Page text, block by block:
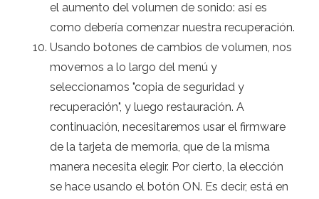
el aumento del volumen de sonido: así es
como debería comenzar nuestra recuperación.
Usando botones de cambios de volumen, nos
movemos a lo largo del menú y
seleccionamos "copia de seguridad y
recuperación", y luego restauración. A
continuación, necesitaremos usar el firmware
de la tarjeta de memoria, que de la misma
manera necesita elegir. Por cierto, la elección
se hace usando el botón ON. Es decir, está en